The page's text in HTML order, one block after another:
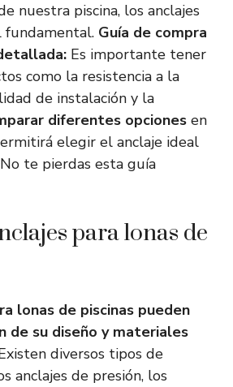
nuestra piscina, los anclajes
fundamental. Guía de compra
Es importante tener
como la resistencia a la
de instalación y la
diferentes opciones en
elegir el anclaje ideal
te pierdas esta guía
para lonas de
lonas de piscinas pueden
de su diseño y materiales
diversos tipos de
anclajes de presión, los